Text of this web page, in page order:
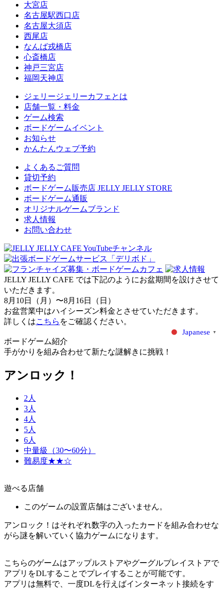
大宮店
名古屋駅西口店
名古屋大須店
西尾店
なんば戎橋店
心斎橋店
神戸三宮店
福岡天神店
ジェリージェリーカフェとは
店舗一覧・料金
ゲーム検索
ボードゲームイベント
お知らせ
かんたんウェブ予約
よくあるご質問
貸切予約
ボードゲーム販売店 JELLY JELLY STORE
ボードゲーム通販
オリジナルゲームブランド
求人情報
お問い合わせ
JELLY JELLY CAFE では下記のようにお盆期間を設けさせて
いただきます。
8月10日（月）〜8月16日（日）
お盆営業中はハイシーズン料金とさせていただきます。
詳しくはこちら をご確認ください。
Japanese ▼
ボードゲーム紹介
手がかりを組み合わせて新たな謎解きに挑戦！
アンロック！
2人
3人
4人
5人
6人
中量級（30〜60分）
難易度★★☆
遊べる店舗
このゲームの設置店舗はございません。
アンロック！はそれぞれ数字の入ったカードを組み合わせな
がら謎を解いていく協力ゲームになります。
こちらのゲームはアップルストアやグーグルプレイストアで
アプリをDLすることでプレイすることが可能です。
アプリは無料で、一度DLを行えばインターネット接続をす